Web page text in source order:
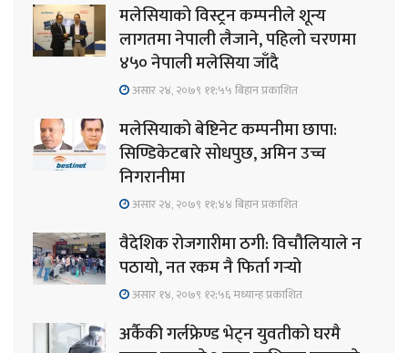
मलेसियाको विस्ट्रन कम्पनीले शून्य
लागतमा नेपाली लैजाने, पहिलो चरणमा
४५० नेपाली मलेसिया जाँदै
असार २४, २०७९ ११;५५ बिहान प्रकाशित
मलेसियाको बेष्टिनेट कम्पनीमा छापा:
सिण्डिकेटबारे सोधपुछ, अमिन उच्च
निगरानीमा
असार २४, २०७९ ११;४४ बिहान प्रकाशित
वैदेशिक रोजगारीमा ठगी: विचौलियाले न
पठायो, नत रकम नै फिर्ता गर्‍यो
असार १४, २०७९ १२;५६ मध्यान्ह प्रकाशित
अर्कैकी गर्लफ्रेण्ड भेट्न युवतीको घरमै